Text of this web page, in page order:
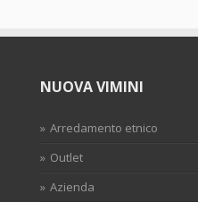
NUOVA VIMINI
Arredamento etnico
Outlet
Azienda